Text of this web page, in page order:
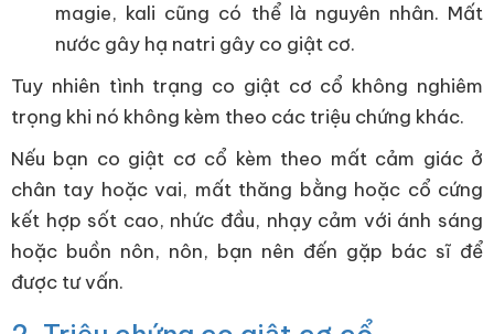
magie, kali cũng có thể là nguyên nhân. Mất
nước gây hạ natri gây co giật cơ.
Tuy nhiên tình trạng co giật cơ cổ không nghiêm
trọng khi nó không kèm theo các triệu chứng khác.
Nếu bạn co giật cơ cổ kèm theo mất cảm giác ở
chân tay hoặc vai, mất thăng bằng hoặc cổ cứng
kết hợp sốt cao, nhức đầu, nhạy cảm với ánh sáng
hoặc buồn nôn, nôn, bạn nên đến gặp bác sĩ để
được tư vấn.